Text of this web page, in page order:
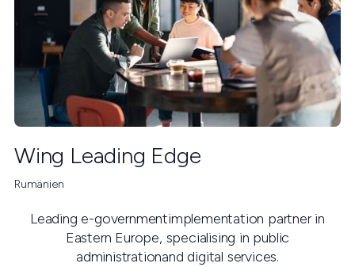
Wing Leading Edge
Rumänien
Leading e-governmentimplementation partner in
Eastern Europe, specialising in public
administrationand digital services.